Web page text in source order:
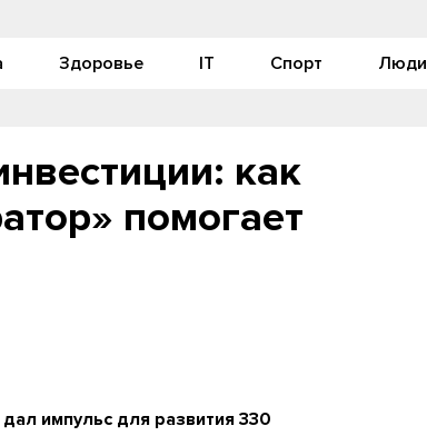
Здоровье IT Спорт Люди
как
помогает
импульс для развития 330